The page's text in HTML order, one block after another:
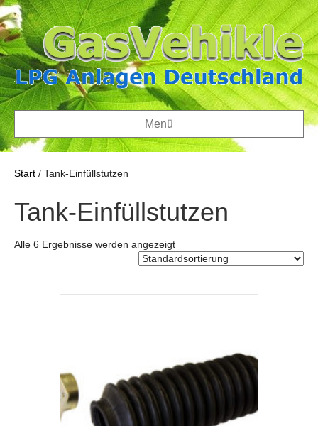
Menü
Start / Tank-Einfüllstutzen
Tank-Einfüllstutzen
Alle 6 Ergebnisse werden angezeigt